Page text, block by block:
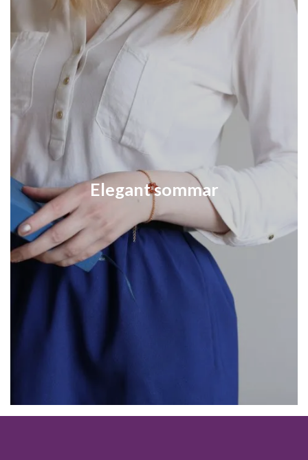
Elegant sommar